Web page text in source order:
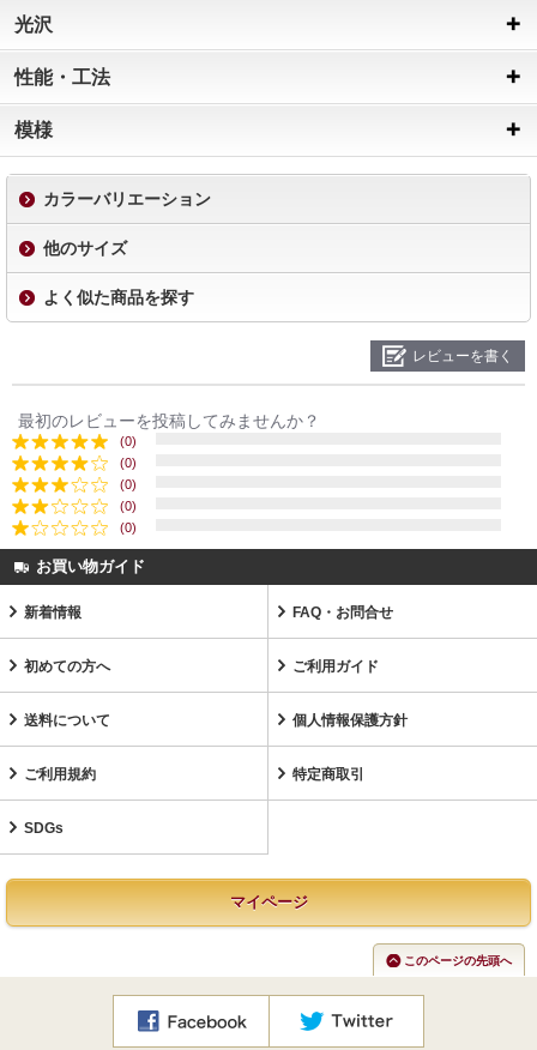
光沢
性能・工法
模様
カラーバリエーション
他のサイズ
よく似た商品を探す
レビューを書く
最初のレビューを投稿してみませんか？
(0)
(0)
(0)
(0)
(0)
お買い物ガイド
新着情報 FAQ・お問合せ
初めての方へ ご利用ガイド
送料について 個人情報保護方針
ご利用規約 特定商取引
SDGs
マイページ
このページの先頭へ